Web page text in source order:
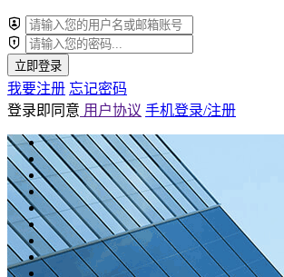
立即登录
我要注册 忘记密码
登录即同意 用户协议 手机登录/注册